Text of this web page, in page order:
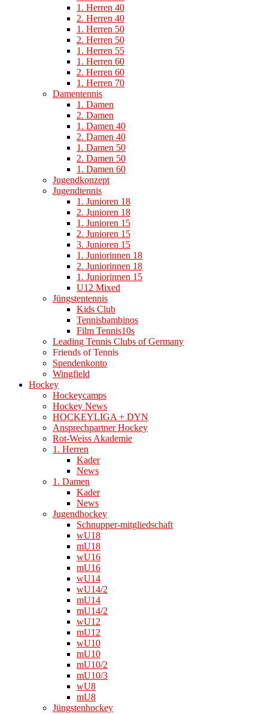
1. Herren 40
2. Herren 40
1. Herren 50
2. Herren 50
1. Herren 55
1. Herren 60
2. Herren 60
1. Herren 70
Damentennis
1. Damen
2. Damen
1. Damen 40
2. Damen 40
1. Damen 50
2. Damen 50
1. Damen 60
Jugendkonzept
Jugendtennis
1. Junioren 18
2. Junioren 18
1. Junioren 15
2. Junioren 15
3. Junioren 15
1. Juniorinnen 18
2. Juniorinnen 18
1. Juniorinnen 15
U12 Mixed
Jüngstentennis
Kids Club
Tennisbambinos
Film Tennis10s
Leading Tennis Clubs of Germany
Friends of Tennis
Spendenkonto
Wingfield
Hockey
Hockeycamps
Hockey News
HOCKEYLIGA + DYN
Ansprechpartner Hockey
Rot-Weiss Akademie
1. Herren
Kader
News
1. Damen
Kader
News
Jugendhockey
Schnupper-mitgliedschaft
wU18
mU18
wU16
mU16
wU14
wU14/2
mU14
mU14/2
wU12
mU12
wU10
mU10
mU10/2
mU10/3
wU8
mU8
Jüngstenhockey